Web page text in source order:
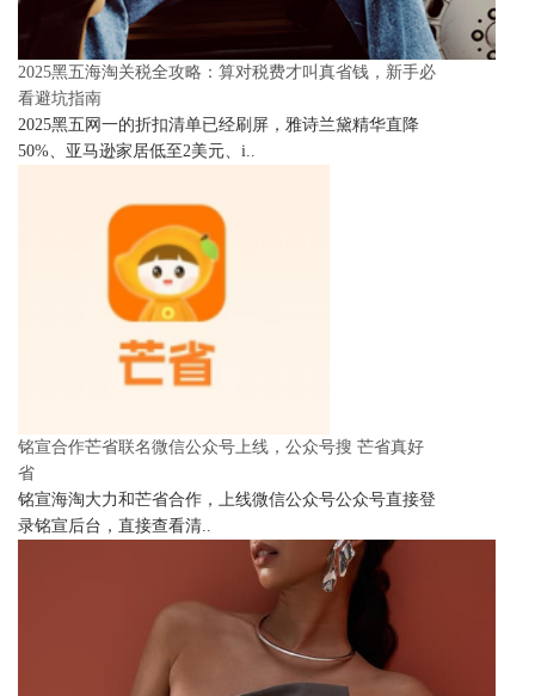
2025黑五海淘关税全攻略：算对税费才叫真省钱，新手必
看避坑指南
2025黑五网一的折扣清单已经刷屏，雅诗兰黛精华直降
50%、亚马逊家居低至2美元、i..
铭宣合作芒省联名微信公众号上线，公众号搜 芒省真好
省
铭宣海淘大力和芒省合作，上线微信公众号公众号直接登
录铭宣后台，直接查看清..